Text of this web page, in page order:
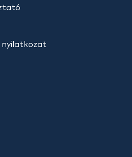
nyilatkozat